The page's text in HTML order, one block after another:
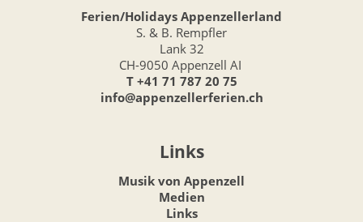
Ferien/Holidays Appenzellerland
S. & B. Rempfler
Lank 32
CH-9050 Appenzell AI
T +41 71 787 20 75
info@appenzellerferien.ch
Links
Musik von Appenzell
Medien
Links